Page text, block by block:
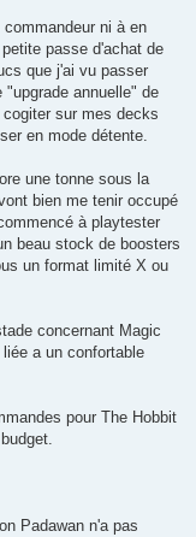
ni à en
passe d'achat de
que j'ai vu passer
annuelle" de
sur mes decks
en mode détente.
une tonne sous la
bien me tenir occupé
à playtester
beau stock de boosters
un format limité X ou
concernant Magic
a un confortable
pour The Hobbit
Padawan n'a pas